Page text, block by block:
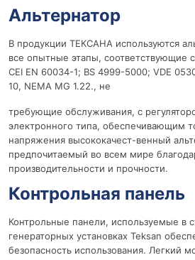
Альтернатор
В продукции ТЕКСАНА используются
все опытные этапы, соответствующие
CEI EN 60034-1; BS 4999-5000; VDE
10, NEMA MG 1.22., не
требующие обслуживания, с
электронного типа, обеспечивающим
напряжения высококачест-венный
предпочитаемый во всем мире
производительности и прочности.
Контрольная панель
Контрольные панели, используемые в
генераторных установках Teksan
безопасность использования. Легкий